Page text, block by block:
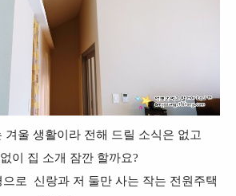
겨울 생활이라 전해 드릴 소식은 없고
이 집 소개 잠깐 할까요?
으로 신랑과 저 둘만 사는 작는 전원주택